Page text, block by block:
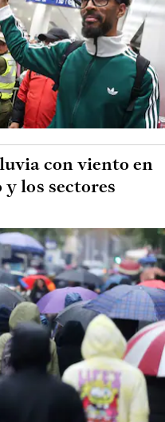
con viento en
los sectores